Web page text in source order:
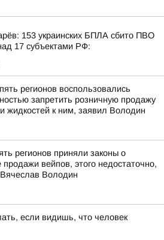
153 украинских БПЛА сбито ПВО
17 субъектами РФ:
регионов воспользовались
запретить розничную продажу
жидкостей к ним, заявил Володин
регионов приняли законы о
продажи вейпов, этого недостаточно,
Володин
если видишь, что человек